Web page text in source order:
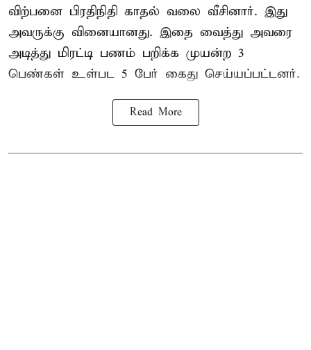
விற்பனை பிரதிநிதி காதல் வலை வீசினார். இது
அவருக்கு வினையானது. இதை வைத்து அவரை
அடித்து மிரட்டி பணம் பறிக்க முயன்ற 3
பெண்கள் உள்பட 5 பேர் கைது செய்யப்பட்டனர்.
Read More